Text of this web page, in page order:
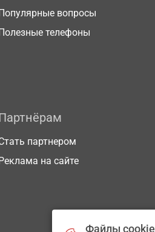
вопросы
телефоны
партнером
на сайте
Файлы cookie